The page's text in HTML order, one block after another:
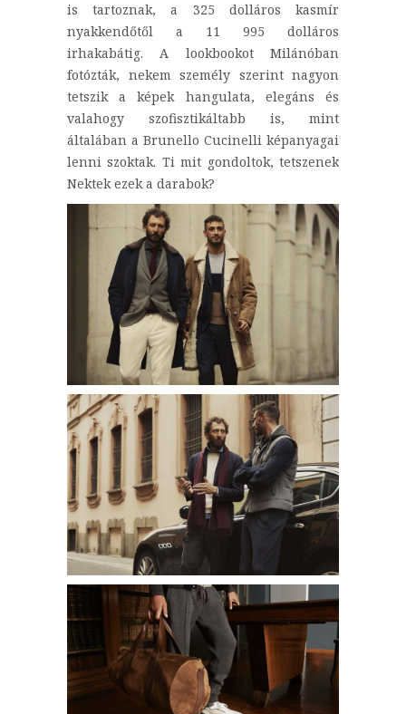
is tartoznak, a 325 dolláros kasmír
nyakkendőtől a 11 995 dolláros
irhakabátig. A lookbookot Milánóban
fotózták, nekem személy szerint nagyon
tetszik a képek hangulata, elegáns és
valahogy szofisztikáltabb is, mint
általában a Brunello Cucinelli képanyagai
lenni szoktak. Ti mit gondoltok, tetszenek
Nektek ezek a darabok?